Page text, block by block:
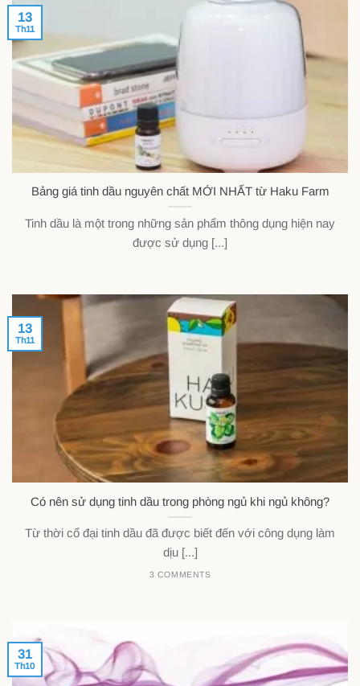
Bảng giá tinh dầu nguyên chất MỚI NHẤT từ Haku Farm
Tinh dầu là một trong những sản phẩm thông dụng hiện nay
được sử dụng [...]
13
Th11
Có nên sử dụng tinh dầu trong phòng ngủ khi ngủ không?
Từ thời cổ đại tinh dầu đã được biết đến với công dụng làm
dịu [...]
3 COMMENTS
13
Th11
31
Th10